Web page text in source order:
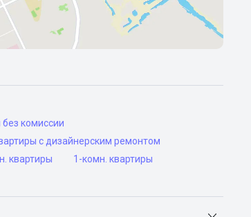
комиссии
с дизайнерским ремонтом
квартиры
1-комн. квартиры